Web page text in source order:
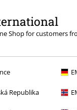
Shop for customers
Republika
vás